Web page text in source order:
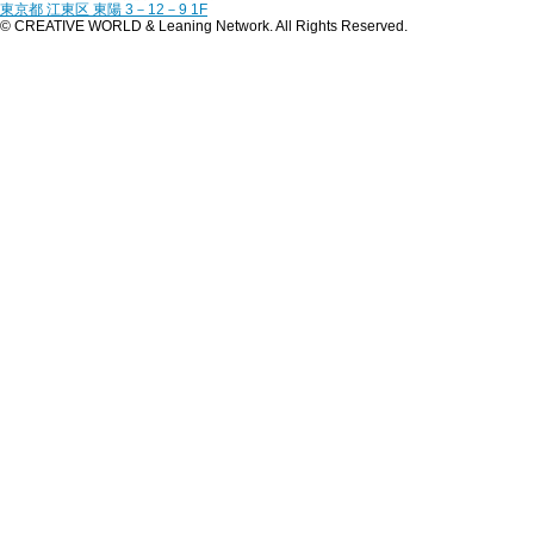
東京都 江東区 東陽 3－12－9 1F
© CREATIVE WORLD & Leaning Network. All Rights Reserved.